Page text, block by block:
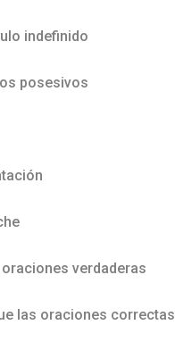
indefinido
posesivos
oraciones verdaderas
las oraciones correctas